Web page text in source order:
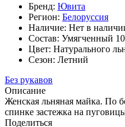
Бренд: Ювита
Регион: Белоруссия
Наличие: Нет в
Состав: Умягченный
Цвет: Натурального
Сезон: Летний
Без рукавов
Описание
Женская льняная майка. По
спинке застежка на
Поделиться